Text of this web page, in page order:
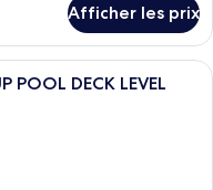
Afficher les prix
d’hôtel avec deux lits,
DECK LEVEL